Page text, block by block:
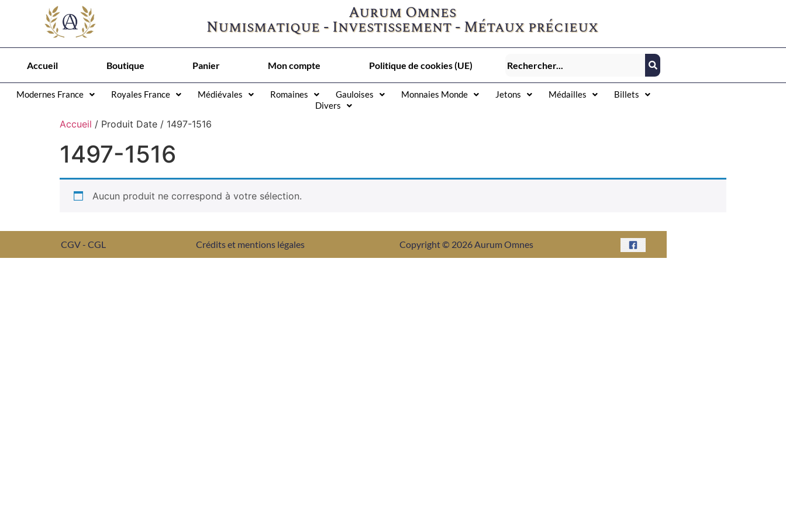
Aurum Omnes
Numismatique - Investissement - Métaux précieux
Accueil Boutique Panier Mon compte Politique de cookies (UE)
Modernes France Royales France Médiévales Romaines Gauloises Monnaies Monde Jetons Médailles
Billets
Divers
Accueil / Produit Date / 1497-1516
1497-1516
Aucun produit ne correspond à votre sélection.
CGV - CGL Crédits et mentions légales Copyright © 2026 Aurum Omnes